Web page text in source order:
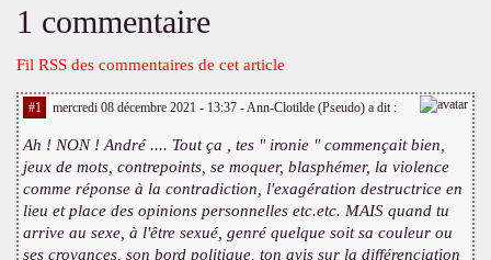
1 commentaire
Fil RSS des commentaires de cet article
#1 mercredi 08 décembre 2021 - 13:37 - Ann-Clotilde (Pseudo) a dit :
Ah ! NON ! André .... Tout ça , tes " ironie " commençait bien,
jeux de mots, contrepoints, se moquer, blasphémer, la violence
comme réponse à la contradiction, l'exagération destructrice en
lieu et place des opinions personnelles etc.etc. MAIS quand tu
arrive au sexe, à l'être sexué, genré quelque soit sa couleur ou
ses croyances, son bord politique, ton avis sur la différenciation